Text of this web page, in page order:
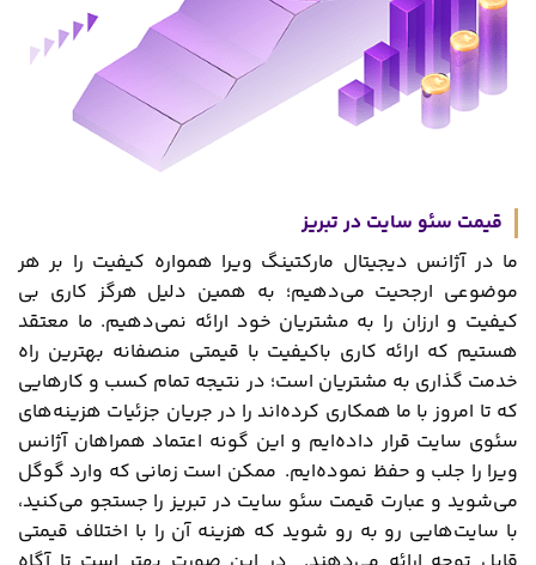
قیمت سئو سایت در تبریز
ما در آژانس دیجیتال مارکتینگ ویرا همواره کیفیت را بر هر
موضوعی ارجحیت می‌دهیم؛ به همین دلیل هرگز کاری بی‌
کیفیت و ارزان را به مشتریان خود ارائه نمی‌دهیم. ما معتقد
هستیم که ارائه کاری باکیفیت با قیمتی منصفانه بهترین راه
خدمت ‌گذاری به مشتریان است؛ در نتیجه تمام کسب ‌و کارهایی
که تا امروز با ما همکاری کرده‌اند را در جریان جزئیات هزینه‌‌های
سئوی سایت قرار داده‌ایم و این گونه اعتماد همراهان آژانس
ویرا را جلب و حفظ نموده‌ایم. ممکن است زمانی که وارد گوگل
می‌شوید و عبارت قیمت سئو سایت در تبریز را جستجو می‌کنید،
با سایت‌هایی رو ‌به ‌رو شوید که هزینه‌ آن را با اختلاف قیمتی